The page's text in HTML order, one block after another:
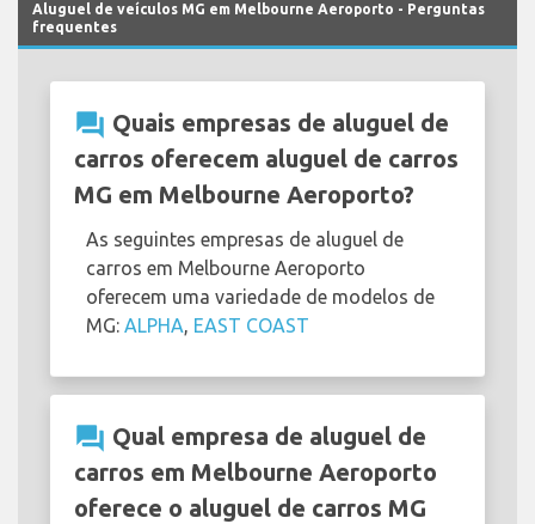
Aluguel de veículos MG em Melbourne Aeroporto - Perguntas
frequentes
question_answer Quais empresas de aluguel de
carros oferecem aluguel de carros
MG em Melbourne Aeroporto?
As seguintes empresas de aluguel de
carros em Melbourne Aeroporto
oferecem uma variedade de modelos de
MG: ALPHA, EAST COAST
question_answer Qual empresa de aluguel de
carros em Melbourne Aeroporto
oferece o aluguel de carros MG